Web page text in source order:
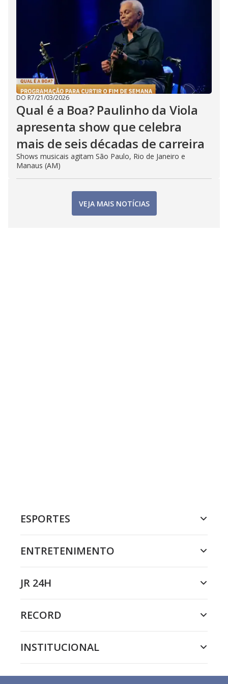
DO R7/21/03/2026
Qual é a Boa? Paulinho da Viola
apresenta show que celebra
mais de seis décadas de carreira
Shows musicais agitam São Paulo, Rio de Janeiro e
Manaus (AM)
VEJA MAIS NOTÍCIAS
ESPORTES
ENTRETENIMENTO
JR 24H
RECORD
INSTITUCIONAL